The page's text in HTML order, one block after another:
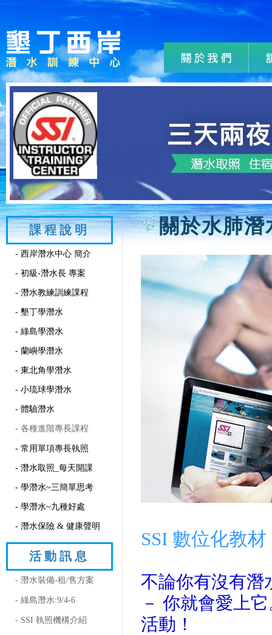
課程說明
- 西岸潛水中心 簡介
- 初級-潛水長 專案
- 潛水教練訓練課程
- 墾丁學潛水
- 綠島學潛水
- 蘭嶼學潛水
- 東北角學潛水
- 小琉球學潛水
- 體驗潛水
- 各種進階專長課程
- 常用單項專長執照
- 潛水取照_每天開課
- 學潛水~三簡單思考
- 學潛水~九種好處
- 潛水保險 & 健康聲明
活動訊息
- 潛水裝備-租/售方案
- 綠島潛水:9/4-6
- SSI 執照機構介紹
關於水肺潛
SSI 數位化教材
不論你有沒有潛
－ 你就會愛上
活動！